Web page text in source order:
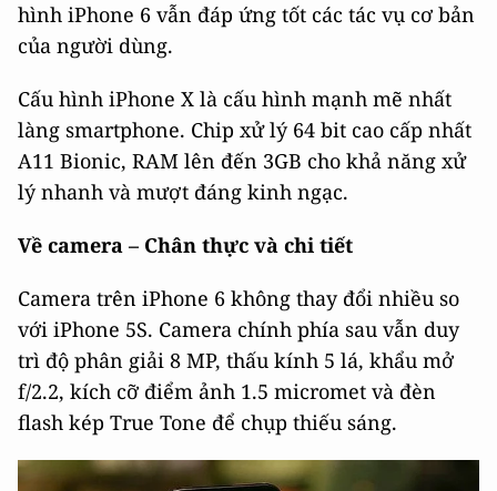
hình iPhone 6 vẫn đáp ứng tốt các tác vụ cơ bản
của người dùng.
Cấu hình iPhone X là cấu hình mạnh mẽ nhất
làng smartphone. Chip xử lý 64 bit cao cấp nhất
A11 Bionic, RAM lên đến 3GB cho khả năng xử
lý nhanh và mượt đáng kinh ngạc.
Về camera – Chân thực và chi tiết
Camera trên iPhone 6 không thay đổi nhiều so
với iPhone 5S. Camera chính phía sau vẫn duy
trì độ phân giải 8 MP, thấu kính 5 lá, khẩu mở
f/2.2, kích cỡ điểm ảnh 1.5 micromet và đèn
flash kép True Tone để chụp thiếu sáng.